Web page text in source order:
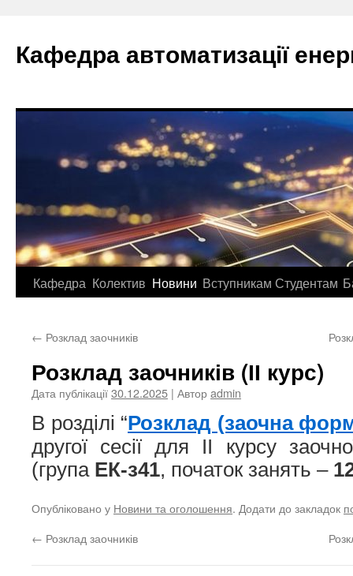
вмісту
Кафедра автоматизації
Кафедра Колектив Новини Вступникам Студентам
← Розклад заочників
Розклад заочників (ІІ курс)
Дата публікації30.12.2025 | Авторadmin
В розділі “Розклад (заочна
другої сесії для II курсу
(група ЕК-з41, початок занять –
Опубліковано у Новини та оголошення. Додати до закладок
← Розклад заочників